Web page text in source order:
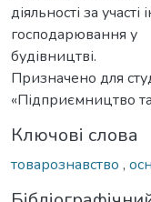
діяльності за участі
господарювання у
будівництві.
Призначено для
«Підприємництво
Ключові слова
товарознавство ,